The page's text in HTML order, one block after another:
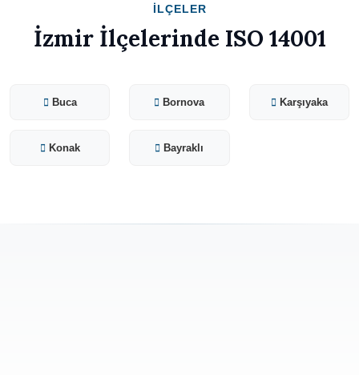
İLÇELER
İzmir İlçelerinde ISO 14001
Buca Bornova Karşıyaka
Konak Bayraklı